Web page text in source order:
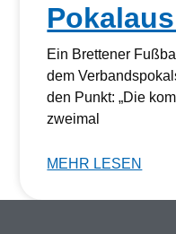
Ein Brettener
dem
den Punkt: „Die
zweimal
MEHR LESEN